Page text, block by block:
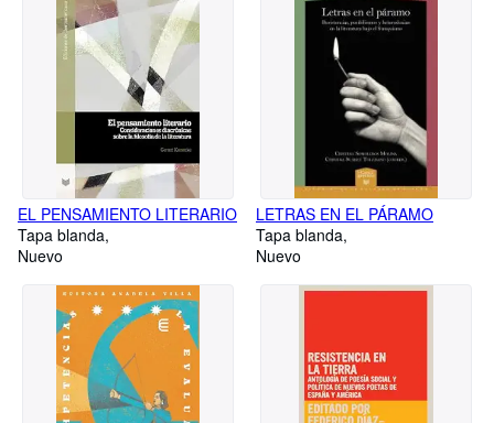
EL PENSAMIENTO LITERARIO
Tapa blanda
Nuevo
LETRAS EN EL PÁRAMO
Tapa blanda
Nuevo